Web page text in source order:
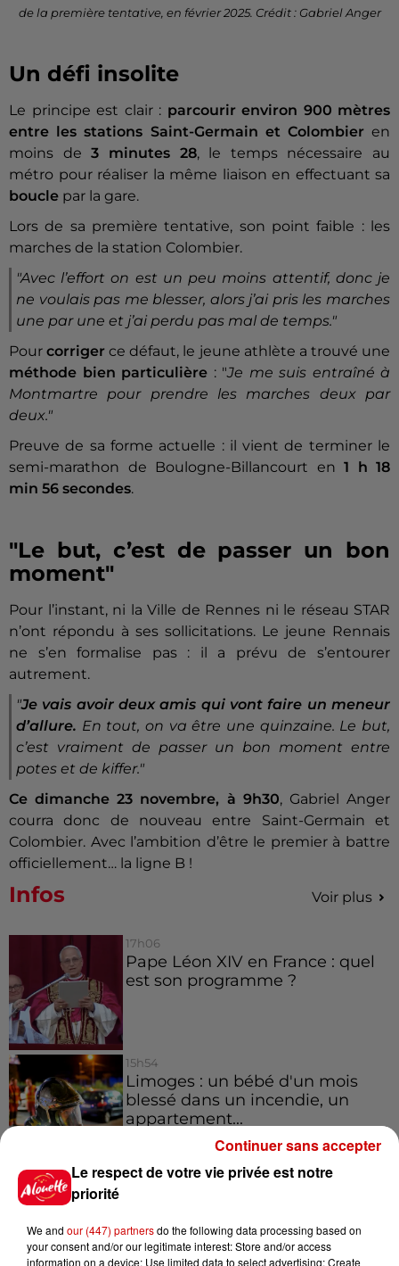
de la première tentative, en février 2025. Crédit : Gabriel Anger
Un défi insolite
Le principe est clair : parcourir environ 900 mètres
entre les stations Saint-Germain et Colombieren
moins de3 minutes 28, le temps nécessaire au
métro pour réaliser la même liaison en effectuant sa
boucle par la gare.
Lors de sa première tentative, son point faible : les
marches de la station Colombier.
"Avec l’effort on est un peu moins attentif, donc je
ne voulais pas me blesser, alors j’ai pris les marches
une par une et j’ai perdu pas mal de temps."
Pourcorriger ce défaut, le jeune athlète a trouvé une
méthode bien particulière : "Je me suis entraîné à
Montmartre pour prendre les marches deux par
deux."
Preuve de sa forme actuelle : il vient de terminer le
semi-marathon de Boulogne-Billancourt en 1 h 18
min 56 secondes.
"Le but, c’est de passer un bon
moment"
Pour l’instant, ni la Ville de Rennes ni le réseau STAR
n’ont répondu à ses sollicitations. Le jeune Rennais
ne s’en formalise pas : il a prévu de s’entourer
autrement.
"Je vais avoir deux amis qui vont faire un meneur
d’allure. En tout, on va être une quinzaine. Le but,
c’est vraiment de passer un bon moment entre
potes et de kiffer."
Ce dimanche 23 novembre, à 9h30, Gabriel Anger
courra donc de nouveau entre Saint-Germain et
Colombier. Avec l’ambition d’être le premier à battre
officiellement… la ligne B !
Infos Voir plus
17h06
Pape Léon XIV en France : quel
est son programme ?
15h54
Limoges : un bébé d'un mois
blessé dans un incendie, un
appartement...
15h02
du...
Le respect de votre vie privée est notre
priorité
We and our (447) partnersdo the following data processing based on
your consent and/or our legitimate interest: Store and/or access
information on a device; Use limited data to select advertising; Create
Continuer sans accepter